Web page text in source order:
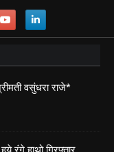
वसुंधरा राजे*